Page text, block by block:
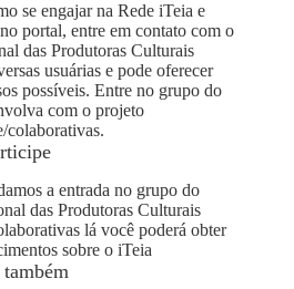
se engajar na Rede iTeia e
portal, entre em contato com o
das Produtoras Culturais
usuárias e pode oferecer
possíveis. Entre no grupo do
com o projeto
colaborativas.
a entrada no grupo do
das Produtoras Culturais
lá você poderá obter
sobre o iTeia